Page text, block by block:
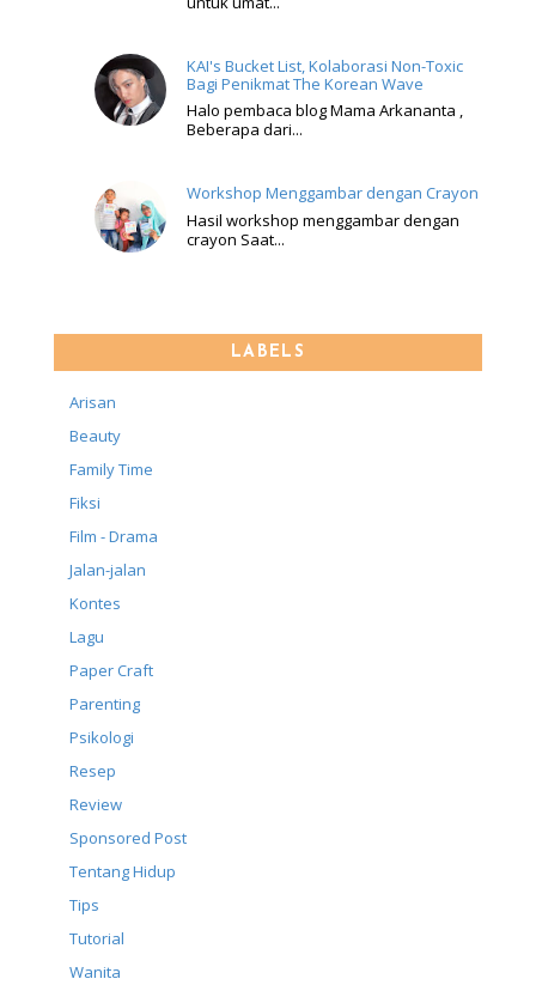
KAI's Bucket List, Kolaborasi Non-Toxic
Bagi Penikmat The Korean Wave
Halo pembaca blog Mama Arkananta ,
Beberapa dari...
Workshop Menggambar dengan Crayon
Hasil workshop menggambar dengan
crayon Saat...
LABELS
Arisan
Beauty
Family Time
Fiksi
Film - Drama
Jalan-jalan
Kontes
Lagu
Paper Craft
Parenting
Psikologi
Resep
Review
Sponsored Post
Tentang Hidup
Tips
Tutorial
Wanita